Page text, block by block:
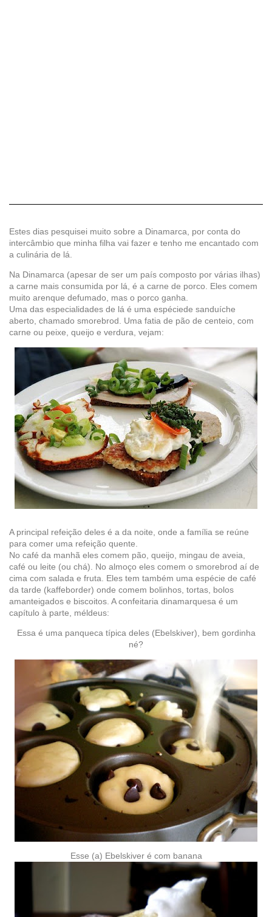
Estes dias pesquisei muito sobre a Dinamarca, por conta do
intercâmbio que minha filha vai fazer e tenho me encantado com
a culinária de lá.
Na Dinamarca (apesar de ser um país composto por várias ilhas)
a carne mais consumida por lá, é a carne de porco. Eles comem
muito arenque defumado, mas o porco ganha.
Uma das especialidades de lá é uma espéciede sanduíche
aberto, chamado smorebrod. Uma fatia de pão de centeio, com
carne ou peixe, queijo e verdura, vejam:
A principal refeição deles é a da noite, onde a família se reúne
para comer uma refeição quente.
No café da manhã eles comem pão, queijo, mingau de aveia,
café ou leite (ou chá). No almoço eles comem o smorebrod aí de
cima com salada e fruta. Eles tem também uma espécie de café
da tarde (kaffeborder) onde comem bolinhos, tortas, bolos
amanteigados e biscoitos. A confeitaria dinamarquesa é um
capítulo à parte, méldeus:
Essa é uma panqueca típica deles (Ebelskiver), bem gordinha
né?
Esse (a) Ebelskiver é com banana